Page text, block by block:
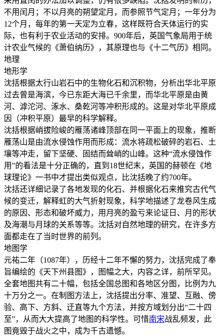
不用闰月；不以月亮的朔望定月，而参照节气定月；一年分为
12个月，每年的第一天定为立春，这样既符合天体运行的实
际，也有利于农业活动的安排。900年后，英国气象局用于统
计农业气候的《萧伯纳历》，其原理也与《十二气历》相同。
地理
地形学
沈括根据太行山岩石中的生物化石和沉积物，分析出华北平原
过去曾是海滨，今已东距大海已千余里，而华北平原是由黄
河、滹沱河、涿水、桑乾河等冲积形成的。这是对华北平原成
因（冲积平原）最早的科学解释。
沈括根据峭拔险峻的雁荡诸峰顶部在同一平面上的现象，推断
雁荡山是由流水侵蚀作用而形成：流水将疏松破碎的岩石、土
壤等冲走，留下坚硬、固结而耸峭的山峰。这种“流水侵蚀作
用”的看法是十分正确的，直到18世纪末，英国的赫顿在《地
球理论》一书中才提出类似观点，比沈括晚了约700年。
沈括还详细记录了各地发现的化石、并根据化石来推究古代气
候的变迁，解释虹的大气折射现象，科学地描述了龙卷风生成
的原因、形态和破坏威力，用月亮的盈亏来论证日、月的形状
及海潮与月球的关系等等。沈括对自然地理的研究，在许多方
面都走在了当时世界的前列。
地图学
元祐二年（1087年），历经十二年不懈的努力，沈括完成了奉
旨编绘的《天下州县图》，图幅之大，内容之详，前所罕见。
全套地图共有二十幅，包括全国总图和各地区分图，比例为九
十万分之一。在制图方法上，沈括提出分率、准望、互融、傍
验、高下、方斜、迂直等九个方法，并按方域划分出“二十四
至”，从而大大提高了地图的科学性。可惜南宋战乱频发，此
图竟毁于战火之中，成为千古遗憾。